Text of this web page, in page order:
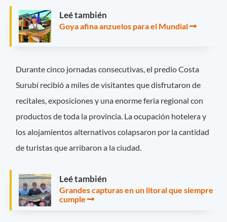
Leé también
Goya afina anzuelos para el Mundial
Durante cinco jornadas consecutivas, el predio Costa
Surubí recibió a miles de visitantes que disfrutaron de
recitales, exposiciones y una enorme feria regional con
productos de toda la provincia. La ocupación hotelera y
los alojamientos alternativos colapsaron por la cantidad
de turistas que arribaron a la ciudad.
Leé también
Grandes capturas en un litoral que siempre
cumple